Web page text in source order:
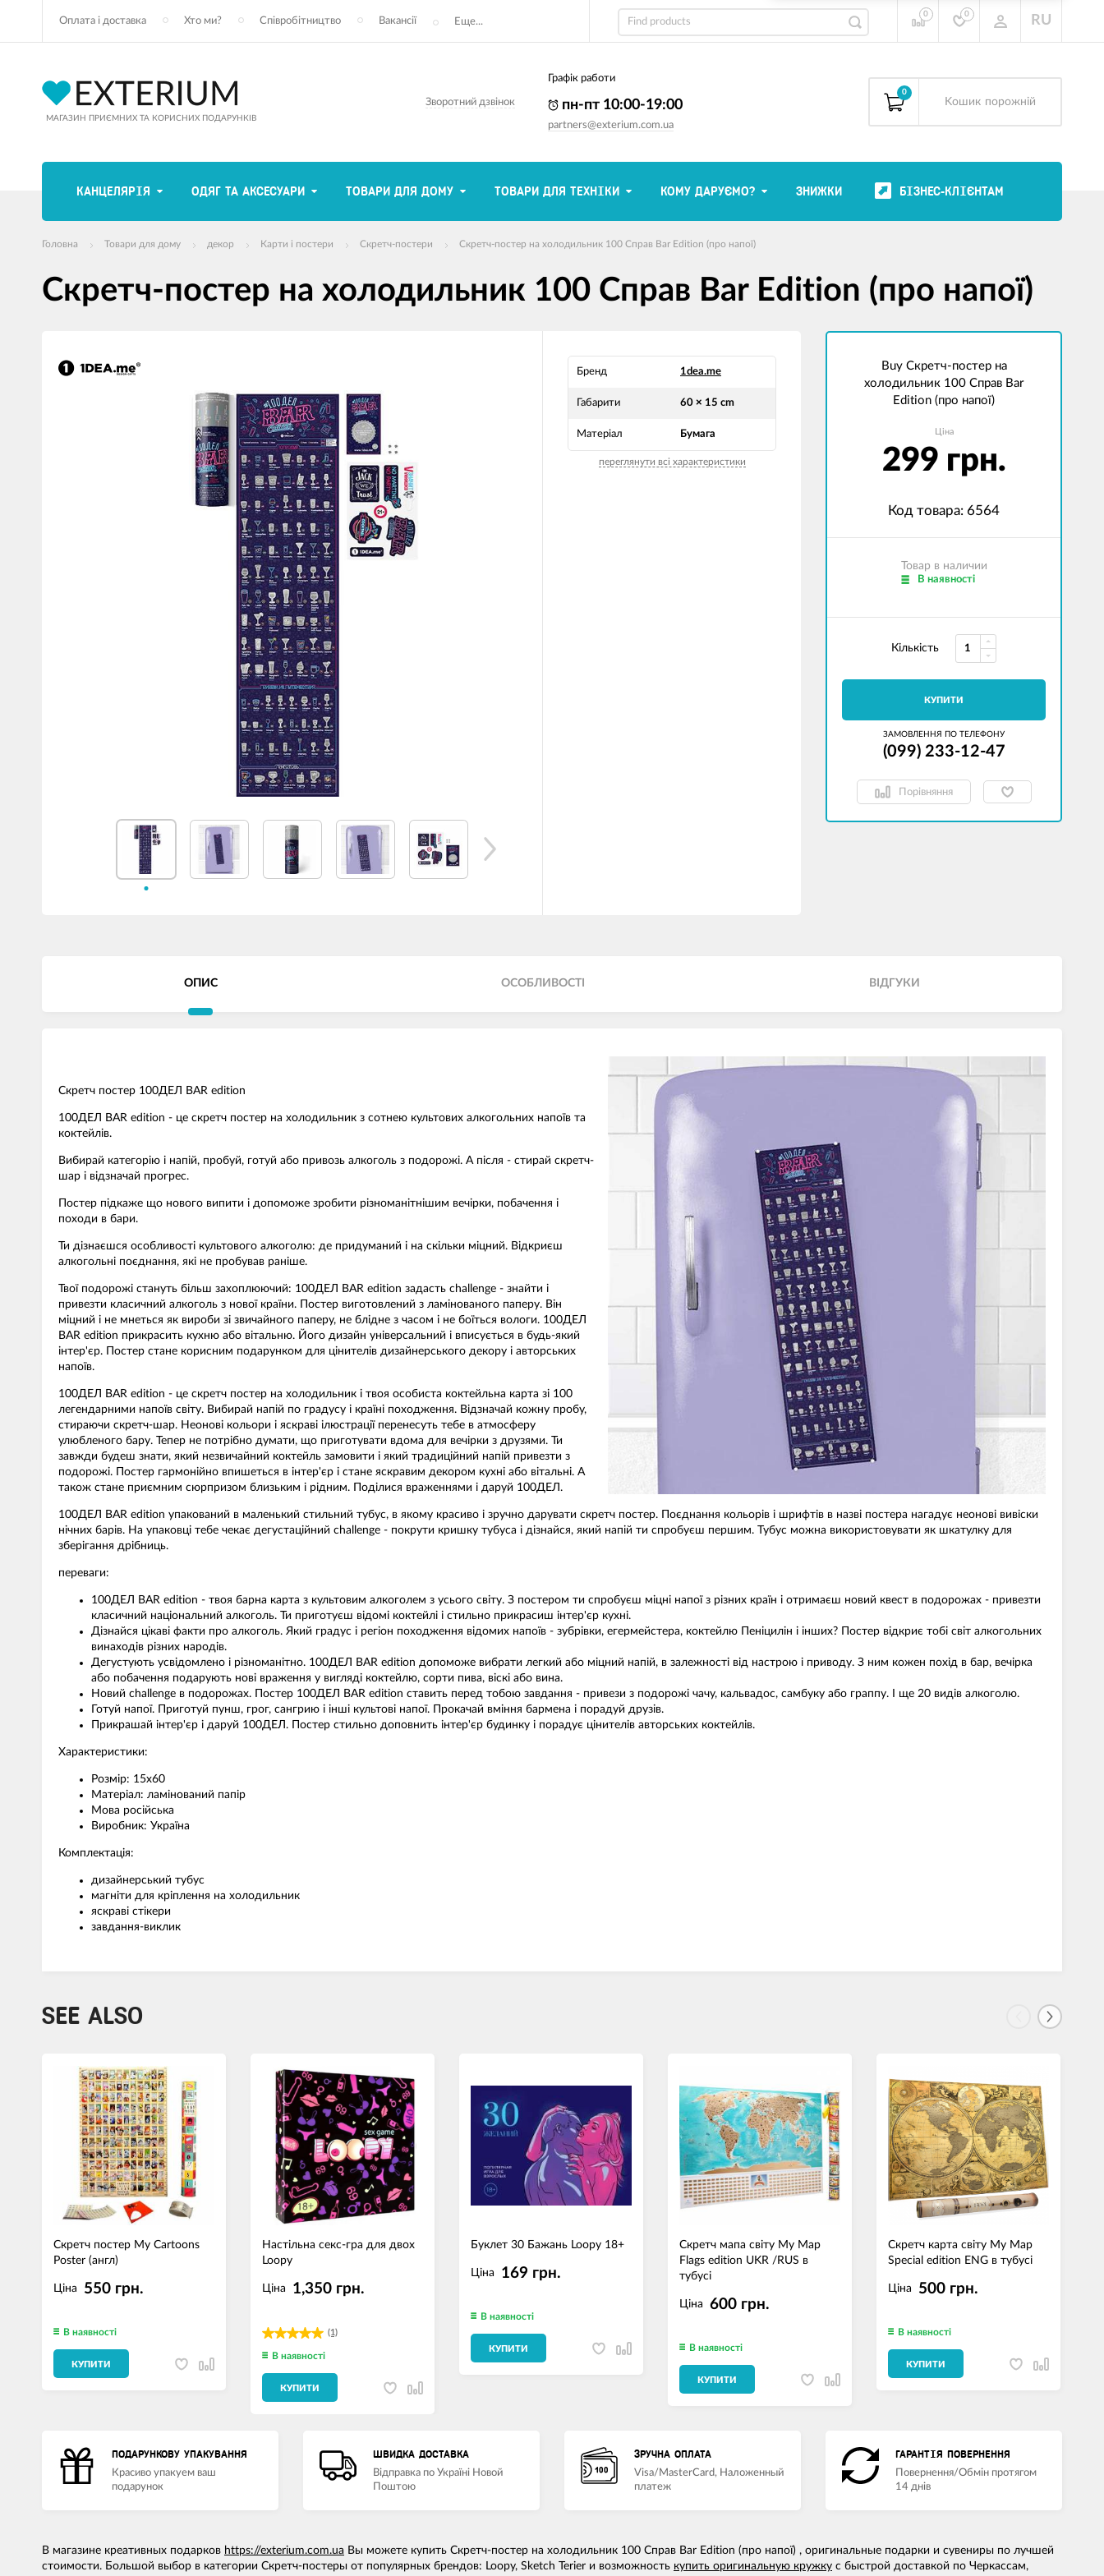
Оплата і доставка Хто ми? Співробітництво Вакансії Еще...
0 0 RU
МАГАЗИН ПРИЄМНИХ ТА КОРИСНИХ ПОДАРУНКІВ
Зворотний дзвінок
Графік работи
пн-пт 10:00-19:00
partners@exterium.com.ua
0
Kошик порожній
КАНЦЕЛЯРІЯ ОДЯГ ТА АКСЕСУАРИ ТОВАРИ ДЛЯ ДОМУ ТОВАРИ ДЛЯ ТЕХНІКИ КОМУ ДАРУЄМО? ЗНИЖКИ БІЗНЕС-КЛІЄНТАМ
Головна Товари для дому декор Карти і постери Скретч-постери Cкретч-постер на холодильник 100 Справ Bar Еdition (про напої)
Cкретч-постер на холодильник 100 Справ Bar Еdition (про напої)
Бренд 1dea.me
Габарити 60 × 15 cm
Матеріал Бумага
переглянути всі характеристики
Buy Cкретч-постер на
холодильник 100 Справ Bar
Еdition (про напої)
Ціна
299 грн.
Код товара: 6564
Товар в наличии
В наявності
Кількість
КУПИТИ
ЗАМОВЛЕННЯ ПО ТЕЛЕФОНУ
(099) 233-12-47
Порівняння
ОПИС ОСОБЛИВОСТІ ВІДГУКИ
Скретч постер 100ДЕЛ BAR edition
100ДЕЛ BAR edition - це скретч постер на холодильник з сотнею культових алкогольних напоїв та
коктейлів.
Вибирай категорію і напій, пробуй, готуй або привозь алкоголь з подорожі. А після - стирай скретч-
шар і відзначай прогрес.
Постер підкаже що нового випити і допоможе зробити різноманітнішим вечірки, побачення і
походи в бари.
Ти дізнаєшся особливості культового алкоголю: де придуманий і на скільки міцний. Відкриєш
алкогольні поєднання, які не пробував раніше.
Твої подорожі стануть більш захоплюючий: 100ДЕЛ BAR edition задасть challenge - знайти і
привезти класичний алкоголь з нової країни. Постер виготовлений з ламінованого паперу. Він
міцний і не мнеться як вироби зі звичайного паперу, не блідне з часом і не боїться вологи. 100ДЕЛ
BAR edition прикрасить кухню або вітальню. Його дизайн універсальний і вписується в будь-який
інтер'єр. Постер стане корисним подарунком для цінителів дизайнерського декору і авторських
напоїв.
100ДЕЛ BAR edition - це скретч постер на холодильник і твоя особиста коктейльна карта зі 100
легендарними напоїв світу. Вибирай напій по градусу і країні походження. Відзначай кожну пробу,
стираючи скретч-шар. Неонові кольори і яскраві ілюстрації перенесуть тебе в атмосферу
улюбленого бару. Тепер не потрібно думати, що приготувати вдома для вечірки з друзями. Ти
завжди будеш знати, який незвичайний коктейль замовити і який традиційний напій привезти з
подорожі. Постер гармонійно впишеться в інтер'єр і стане яскравим декором кухні або вітальні. А
також стане приємним сюрпризом близьким і рідним. Поділися враженнями і даруй 100ДЕЛ.
100ДЕЛ BAR edition упакований в маленький стильний тубус, в якому красиво і зручно дарувати скретч постер. Поєднання кольорів і шрифтів в назві постера нагадує неонові вивіски
нічних барів. На упаковці тебе чекає дегустаційний challenge - покрути кришку тубуса і дізнайся, який напій ти спробуєш першим. Тубус можна використовувати як шкатулку для
зберігання дрібниць.
переваги:
100ДЕЛ BAR edition - твоя барна карта з культовим алкоголем з усього світу. З постером ти спробуєш міцні напої з різних країн і отримаєш новий квест в подорожах - привезти
класичний національний алкоголь. Ти приготуєш відомі коктейлі і стильно прикрасиш інтер'єр кухні.
Дізнайся цікаві факти про алкоголь. Який градус і регіон походження відомих напоїв - зубрівки, егермейстера, коктейлю Пеніцилін і інших? Постер відкриє тобі світ алкогольних
винаходів різних народів.
Дегустують усвідомлено і різноманітно. 100ДЕЛ BAR edition допоможе вибрати легкий або міцний напій, в залежності від настрою і приводу. З ним кожен похід в бар, вечірка
або побачення подарують нові враження у вигляді коктейлю, сорти пива, віскі або вина.
Новий challenge в подорожах. Постер 100ДЕЛ BAR edition ставить перед тобою завдання - привези з подорожі чачу, кальвадос, самбуку або граппу. І ще 20 видів алкоголю.
Готуй напої. Приготуй пунш, грог, сангрию і інші культові напої. Прокачай вміння бармена і порадуй друзів.
Прикрашай інтер'єр і даруй 100ДЕЛ. Постер стильно доповнить інтер'єр будинку і порадує цінителів авторських коктейлів.
Характеристики:
Розмір: 15х60
Матеріал: ламінований папір
Мова російська
Виробник: Україна
Комплектація:
дизайнерський тубус
магніти для кріплення на холодильник
яскраві стікери
завдання-виклик
SEE ALSO
Скретч постер My Cartoons
Poster (англ)
Ціна 550 грн.
В наявності
КУПИТИ
Настільна секс-гра для двох
Loopy
(1)
Ціна 1,350 грн.
В наявності
КУПИТИ
Буклет 30 Бажань Loopy 18+
Ціна 169 грн.
В наявності
КУПИТИ
Скретч мапа світу My Map
Flags edition UKR /RUS в
тубусі
Ціна600 грн.
В наявності
КУПИТИ
Скретч карта світу My Map
Special edition ENG в тубусі
Ціна 500 грн.
В наявності
КУПИТИ
ПОДАРУНКОВУ УПАКУВАННЯ
Красиво упакуем ваш
подарунок
ШВИДКА ДОСТАВКА
Відправка по Україні Новой
Поштою
ЗРУЧНА ОПЛАТА
Visa/MasterCard, Наложенный
платеж
ГАРАНТІЯ ПОВЕРНЕННЯ
Повернення/Обмін протягом
14 днів
В магазине креативных подарков https://exterium.com.ua Вы можете купить Cкретч-постер на холодильник 100 Справ Bar Еdition (про напої) , оригинальные подарки и сувениры по лучшей
стоимости. Большой выбор в категории Скретч-постеры от популярных брендов: Loopy, Sketch Terier и возможность купить оригинальную кружку с быстрой доставкой по Черкассам,